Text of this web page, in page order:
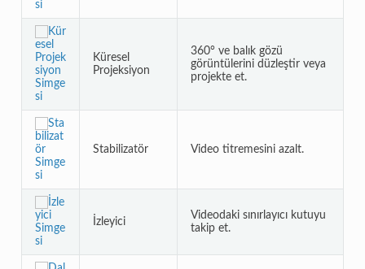
Küresel
Projeksiyon
360° ve balık gözü
görüntülerini düzleştir veya
projekte et.
Stabilizatör Video titremesini azalt.
İzleyici
Videodaki sınırlayıcı kutuyu
takip et.